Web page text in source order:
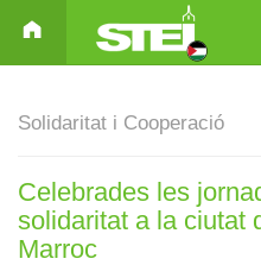
Solidaritat i Cooperació
Celebrades les
solidaritat a la ciutat
Marroc